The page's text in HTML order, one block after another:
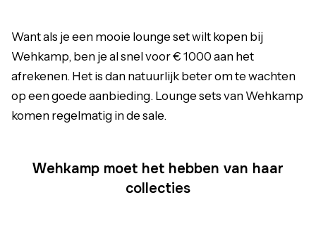
Want als je een mooie lounge set wilt kopen bij
Wehkamp, ben je al snel voor € 1000 aan het
afrekenen. Het is dan natuurlijk beter om te wachten
op een goede aanbieding. Lounge sets van Wehkamp
komen regelmatig in de sale.
Wehkamp moet het hebben van haar
collecties